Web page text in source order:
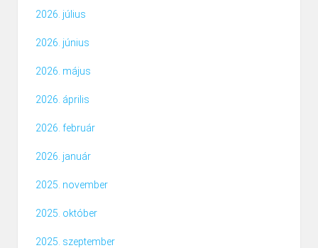
2026. július
2026. június
2026. május
2026. április
2026. február
2026. január
2025. november
2025. október
2025. szeptember